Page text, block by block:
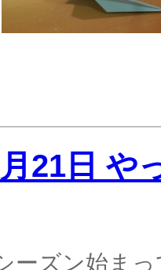
21日 や
ーズン始ま